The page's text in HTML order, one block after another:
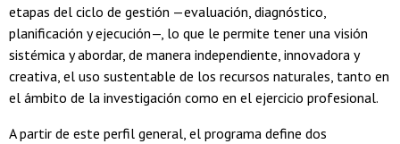
etapas del ciclo de gestión —evaluación, diagnóstico,
planificación y ejecución—, lo que le permite tener una visión
sistémica y abordar, de manera independiente, innovadora y
creativa, el uso sustentable de los recursos naturales, tanto en
el ámbito de la investigación como en el ejercicio profesional.
A partir de este perfil general, el programa define dos